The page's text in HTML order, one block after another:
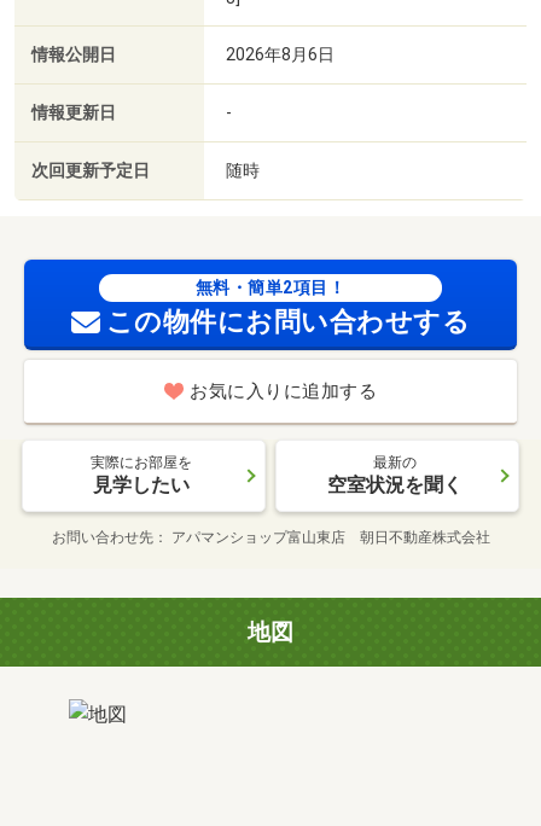
情報公開日 2026年8月6日
情報更新日 -
次回更新予定日 随時
無料・簡単2項目！
この物件にお問い合わせする
お気に入りに追加する
実際にお部屋を
見学したい
最新の
空室状況を聞く
お問い合わせ先 アパマンショップ富山東店 朝日不動産株式会社
地図